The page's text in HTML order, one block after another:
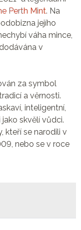
Perth Mint. Na
jejího
váha mince,
v
za symbol
a věrnosti.
inteligentní,
skvělí vůdci.
kteří se narodili v
nebo se v roce